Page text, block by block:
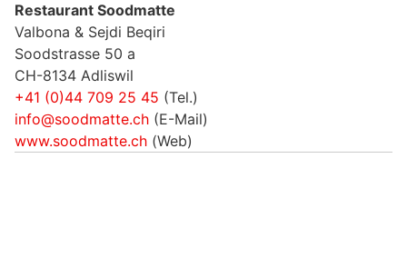
Restaurant Soodmatte
Valbona & Sejdi Beqiri
Soodstrasse 50 a
CH-8134 Adliswil
+41 (0)44 709 25 45 (Tel.)
info@soodmatte.ch (E-Mail)
www.soodmatte.ch (Web)